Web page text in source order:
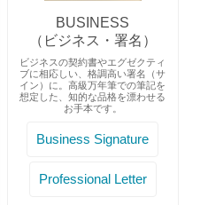
BUSINESS
（ビジネス・署名）
ビジネスの契約書やエグゼクティ
ブに相応しい、格調高い署名（サ
イン）に。高級万年筆での筆記を
想定した、知的な品格を漂わせる
お手本です。
Business Signature
Professional Letter